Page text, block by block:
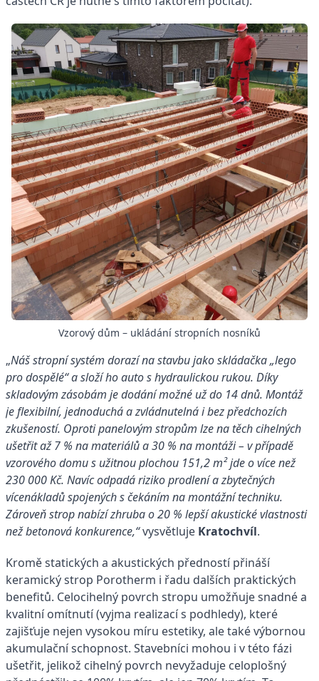
Vzorový dům – ukládání stropních nosníků
„Náš stropní systém dorazí na stavbu jako skládačka „lego
pro dospělé“ a složí ho auto s hydraulickou rukou. Díky
skladovým zásobám je dodání možné už do 14 dnů. Montáž
je flexibilní, jednoduchá a zvládnutelná i bez předchozích
zkušeností. Oproti panelovým stropům lze na těch cihelných
ušetřit až 7 % na materiálů a 30 % na montáži – v případě
vzorového domu s užitnou plochou 151,2 m² jde o více než
230 000 Kč. Navíc odpadá riziko prodlení a zbytečných
vícenákladů spojených s čekáním na montážní techniku.
Zároveň strop nabízí zhruba o 20 % lepší akustické vlastnosti
než betonová konkurence,“vysvětluje Kratochvíl.
Kromě statických a akustických předností přináší
keramický strop Porotherm i řadu dalších praktických
benefitů. Celocihelný povrch stropu umožňuje snadné a
kvalitní omítnutí (vyjma realizací s podhledy), které
zajišťuje nejen vysokou míru estetiky, ale také výbornou
akumulační schopnost. Stavebníci mohou i v této fázi
ušetřit, jelikož cihelný povrch nevyžaduje celoplošný